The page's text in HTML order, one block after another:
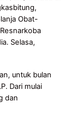
Obat-
Selasa,
untuk bulan
Dari mulai
dan